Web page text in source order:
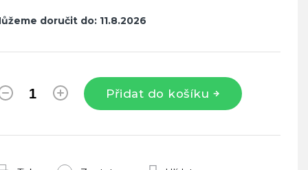
doručit do: 11.8.2026
Přidat do košíku